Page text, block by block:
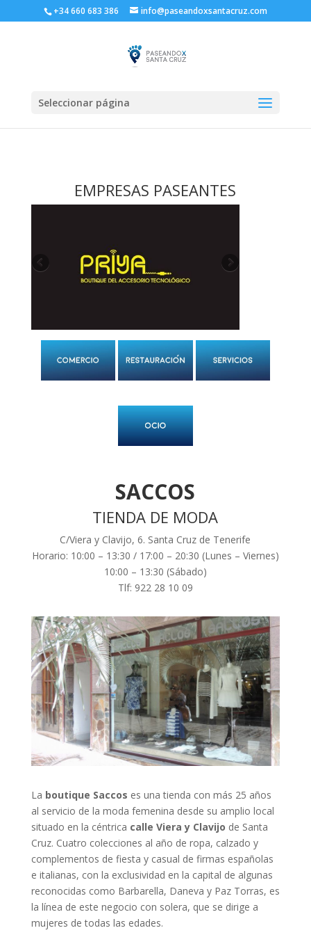
+34 660 683 386 info@paseandoxsantacruz.com
Seleccionar página
EMPRESAS PASEANTES
SACCOS
TIENDA DE MODA
C/Viera y Clavijo, 6. Santa Cruz de Tenerife
Horario: 10:00 – 13:30 / 17:00 – 20:30 (Lunes – Viernes)
10:00 – 13:30 (Sábado)
Tlf: 922 28 10 09
La boutique Saccos es una tienda con más 25 años
al servicio de la moda femenina desde su amplio local
situado en la céntrica calle Viera y Clavijo de Santa
Cruz. Cuatro colecciones al año de ropa, calzado y
complementos de fiesta y casual de firmas españolas
e italianas, con la exclusividad en la capital de algunas
reconocidas como Barbarella, Daneva y Paz Torras, es
la línea de este negocio con solera, que se dirige a
mujeres de todas las edades.